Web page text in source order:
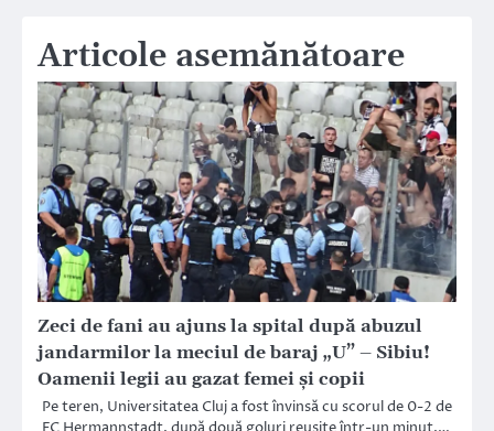
Articole asemănătoare
Zeci de fani au ajuns la spital după abuzul
jandarmilor la meciul de baraj „U” – Sibiu!
Oamenii legii au gazat femei și copii
Pe teren, Universitatea Cluj a fost învinsă cu scorul de 0-2 de